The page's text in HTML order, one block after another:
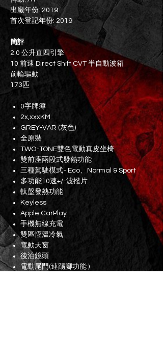
出廠年份: 2019
首次登記年份: 2019
簡評
2.0 公升直四引擎
10 前速 Direct Shift CVT 半自動波箱
前輪驅動
173匹
0字牌簿
2x,xxxKM
GREY-VAR (灰色)
全原裝
TWO-TONE雙色電動真皮坐椅
雙前座兩段式發熱功能
三種駕駛模式- Eco、Normal & Sport
多功能10速+/-波撥片
軚盤發熱功能
Keyless
Apple CarPlay
手機無線充電
雙區恆溫冷氣
電動天窗
後泊鏡頭
電動尾門(連踢腳功能 )